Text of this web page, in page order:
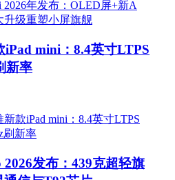
iPad mini：8.4英寸LTPS
新率
发布：439克超轻旗